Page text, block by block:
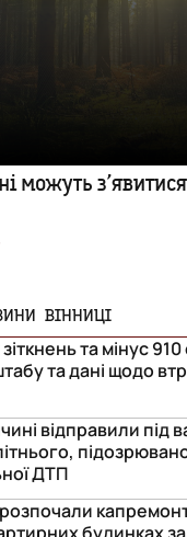
можуть з’явитися
ВІННИЦІ
та мінус 910
та дані щодо
відправили під
ДТП
розпочали